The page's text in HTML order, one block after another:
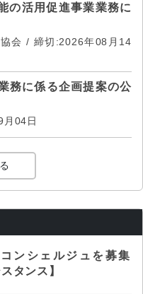
の活用促進事業業務に
会 / 締切:2026年08月14
務に係る企画提案の公
04日
ンシェルジュを募集
タンス】